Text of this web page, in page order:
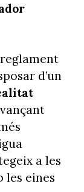
reglament
d’un
a les
les eines